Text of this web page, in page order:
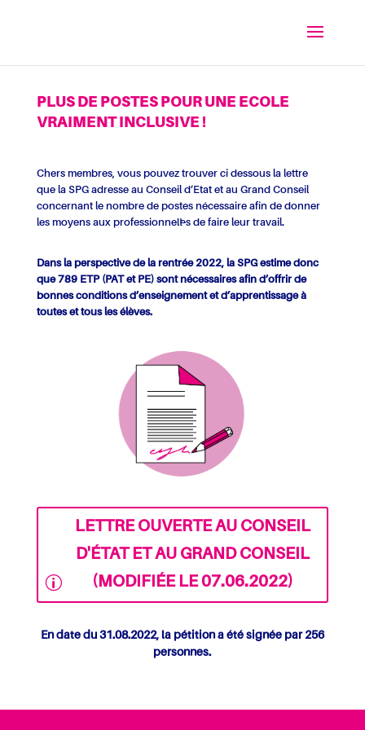
PLUS DE POSTES POUR UNE ECOLE
VRAIMENT INCLUSIVE !
Chers membres, vous pouvez trouver ci dessous la lettre
que la SPG adresse au Conseil d’Etat et au Grand Conseil
concernant le nombre de postes nécessaire afin de donner
les moyens aux professionnel·les de faire leur travail.
Dans la perspective de la rentrée 2022, la SPG estime donc
que789 ETP (PAT et PE) sont nécessairesafin d’offrir de
bonnes conditions d’enseignement et d’apprentissageà
toutes et tous les élèves.
LETTRE OUVERTE AU CONSEIL
D'ÉTAT ET AU GRAND CONSEIL
(MODIFIÉE LE 07.06.2022)
En date du 31.08.2022, la pétition a été signée par 256
personnes.